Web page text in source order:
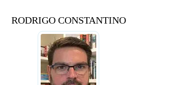
RODRIGO CONSTANTINO